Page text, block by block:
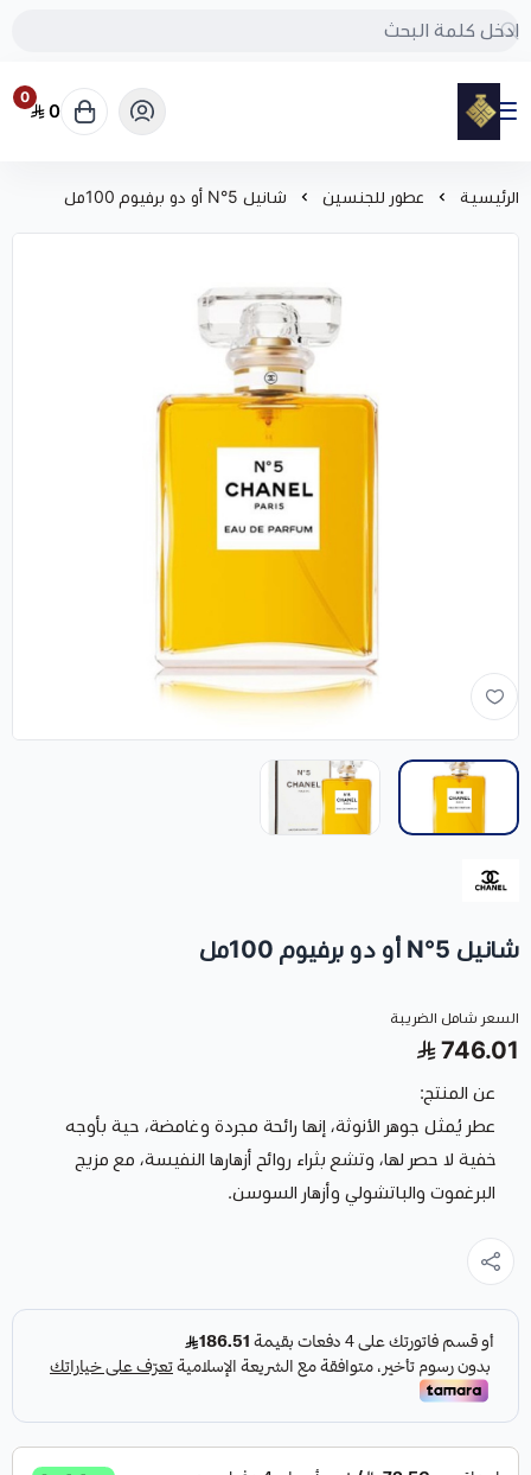
مود
0
0
الرئيسية عطور للجنسين شانيل N°5 أو دو برفيوم 100مل
شانيل N°5 أو دو برفيوم 100مل
السعر شامل الضريبة
746.01
عن المنتج:
عطر يُمثل جوهر الأنوثة، إنها رائحة مجردة وغامضة، حية بأوجه
خفية لا حصر لها، وتشع بثراء روائح أزهارها النفيسة، مع مزيج
البرغموت والباتشولي وأزهار السوسن.